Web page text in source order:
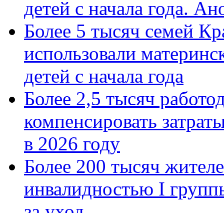
детей с начала года.
Более 5 тысяч семей
использовали
детей с начала года
Более 2,5 тысяч
компенсировать
в 2026 году
Более 200 тысяч
инвалидностью I